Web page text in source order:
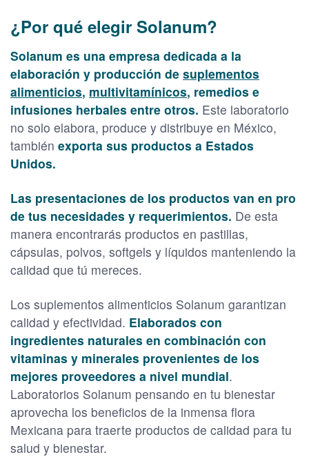
¿Por qué elegir Solanum?
Solanum es una empresa dedicada a la
elaboración y producción de suplementos
alimenticios, multivitamínicos, remedios e
infusiones herbales entre otros. Este laboratorio
no solo elabora, produce y distribuye en México,
también exporta sus productos a Estados
Unidos.
Las presentaciones de los productos van en pro
de tus necesidades y requerimientos. De esta
manera encontrarás productos en pastillas,
cápsulas, polvos, softgels y líquidos manteniendo la
calidad que tú mereces.
Los suplementos alimenticios Solanum garantizan
calidad y efectividad. Elaborados con
ingredientes naturales en combinación con
vitaminas y minerales provenientes de los
mejores proveedores a nivel mundial.
Laboratorios Solanum pensando en tu bienestar
aprovecha los beneficios de la inmensa flora
Mexicana para traerte productos de calidad para tu
salud y bienestar.